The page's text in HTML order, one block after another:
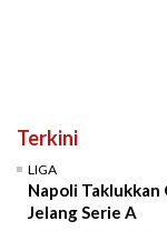
Terkini
LIGA
Napoli Taklukkan
Jelang Serie A